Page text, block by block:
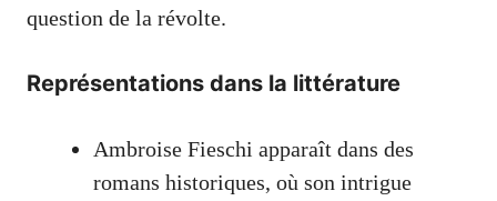
question de la révolte.
Représentations dans la littérature
Ambroise Fieschi apparaît dans des
romans historiques, où son intrigue